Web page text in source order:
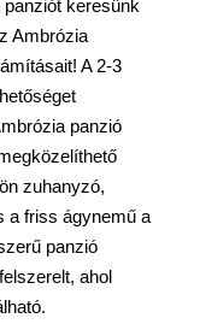
keresünk
Ambrózia
A 2-3
panzió
zuhanyzó,
a friss ágynemű a
panzió
ahol